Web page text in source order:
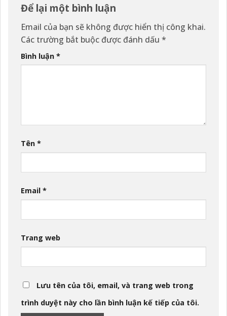
Để lại một bình luận
Email của bạn sẽ không được hiển thị công khai.
Các trường bắt buộc được đánh dấu *
Bình luận *
Tên *
Email *
Trang web
Lưu tên của tôi, email, và trang web trong
trình duyệt này cho lần bình luận kế tiếp của tôi.